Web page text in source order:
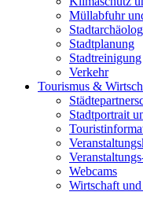
Müllabfuhr
Stadtplanung
Stadtreinigung
Verkehr
Tourismus &
Stadtportrait
Webcams
Wirtschaft